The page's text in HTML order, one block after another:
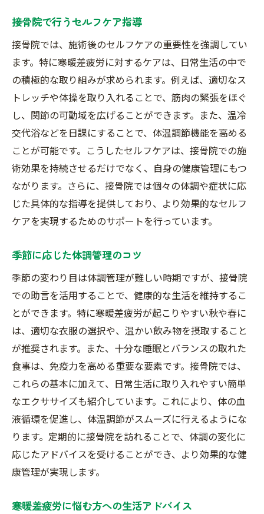
接骨院で行うセルフケア指導
接骨院では、施術後のセルフケアの重要性を強調してい
ます。特に寒暖差疲労に対するケアは、日常生活の中で
の積極的な取り組みが求められます。例えば、適切なス
トレッチや体操を取り入れることで、筋肉の緊張をほぐ
し、関節の可動域を広げることができます。また、温冷
交代浴などを日課にすることで、体温調節機能を高める
ことが可能です。こうしたセルフケアは、接骨院での施
術効果を持続させるだけでなく、自身の健康管理にもつ
ながります。さらに、接骨院では個々の体調や症状に応
じた具体的な指導を提供しており、より効果的なセルフ
ケアを実現するためのサポートを行っています。
季節に応じた体調管理のコツ
季節の変わり目は体調管理が難しい時期ですが、接骨院
での助言を活用することで、健康的な生活を維持するこ
とができます。特に寒暖差疲労が起こりやすい秋や春に
は、適切な衣服の選択や、温かい飲み物を摂取すること
が推奨されます。また、十分な睡眠とバランスの取れた
食事は、免疫力を高める重要な要素です。接骨院では、
これらの基本に加えて、日常生活に取り入れやすい簡単
なエクササイズも紹介しています。これにより、体の血
液循環を促進し、体温調節がスムーズに行えるようにな
ります。定期的に接骨院を訪れることで、体調の変化に
応じたアドバイスを受けることができ、より効果的な健
康管理が実現します。
寒暖差疲労に悩む方への生活アドバイス